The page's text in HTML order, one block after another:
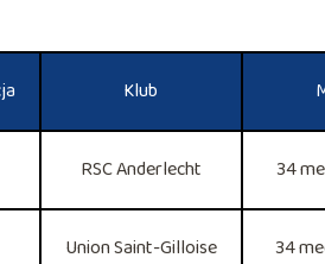
Klub
RSC Anderlecht 34
Union Saint-Gilloise 34